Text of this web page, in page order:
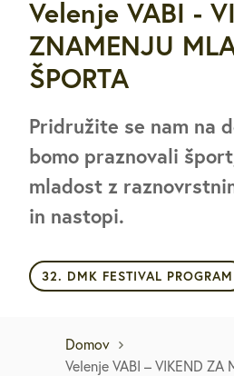
Velenje VABI -
ZNAMENJU
ŠPORTA
Pridružite se nam na
bomo praznovali
mladost z
in nastopi.
32. DMK FESTIVAL PROGRAM
Domov
Velenje VABI – VIKEND ZA